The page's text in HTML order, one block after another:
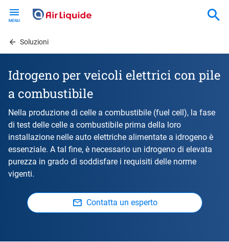
contentSoluzioni
Idrogeno per veicoli elettrici con pile
a combustibile
Nella produzione di celle a combustibile (fuel cell), la fase
di test delle celle a combustibile prima della loro
installazione nelle auto elettriche alimentate a idrogeno è
essenziale. A tal fine, è necessario un idrogeno di elevata
purezza in grado di soddisfare i requisiti delle norme
vigenti.
Contatta un esperto